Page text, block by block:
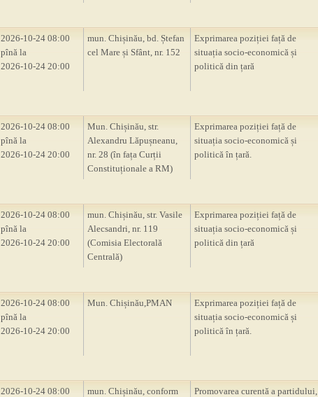
2026-10-24 08:00
pînă la
2026-10-24 20:00
mun. Chișinău, bd. Ștefan
cel Mare și Sfânt, nr. 152
Exprimarea poziției față de
situația socio-economică și
politică din țară
2026-10-24 08:00
pînă la
2026-10-24 20:00
Mun. Chișinău, str.
Alexandru Lăpușneanu,
nr. 28 (în fața Curții
Constituționale a RM)
Exprimarea poziției față de
situația socio-economică și
politică în țară.
2026-10-24 08:00
pînă la
2026-10-24 20:00
mun. Chișinău, str. Vasile
Alecsandri, nr. 119
(Comisia Electorală
Centrală)
Exprimarea poziției față de
situația socio-economică și
politică din țară
2026-10-24 08:00
pînă la
2026-10-24 20:00
Mun. Chișinău,PMAN
Exprimarea poziției față de
situația socio-economică și
politică în țară.
2026-10-24 08:00
mun. Chișinău, conform
Promovarea curentă a partidului,